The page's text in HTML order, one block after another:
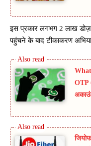
इस प्रकार लगभग 2 लाख डोज़
पहुंचने के बाद टीकाकरण
OTP